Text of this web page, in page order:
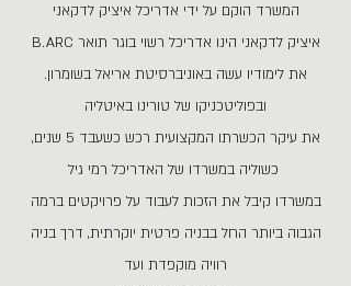
המשרד הוקם על ידי אדריכל איציק לדקאני
.את לימודיו עשה באוניברסיטת אריאל בשומרון
ובפוליטכניקו של טורינו באיטליה
,את עיקר הכשרתו המקצועית רכש כשעבד 5 שנים
במשרדו קיבל את הזכות לעבוד על פרויקטים ברמה
הגבוה ביותר החל בבניה פרטית יוקרתית, דרך בניה
רוויה מוקפדת ועד